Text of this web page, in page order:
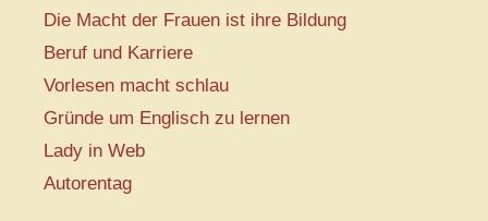
Die Macht der Frauen ist ihre Bildung
Beruf und Karriere
Vorlesen macht schlau
Gründe um Englisch zu lernen
Lady in Web
Autorentag